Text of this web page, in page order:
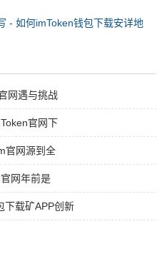
- 如何imToken钱包下载安详地
网遇与挑战
官网下
官网源到全
网年前是
下载矿APP创新